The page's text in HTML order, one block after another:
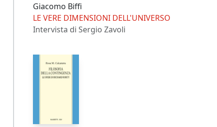
Giacomo Biffi
LE VERE DIMENSIONI DELL'UNIVERSO
Intervista di Sergio Zavoli